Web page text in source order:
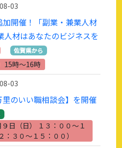
03
加開催！「副業・兼業人材
人材はあなたのビジネスを
佐賀県から
15時～16時
03
のいい職相談会】を開催
日（日） １３：００～１
：３０～１５：００）